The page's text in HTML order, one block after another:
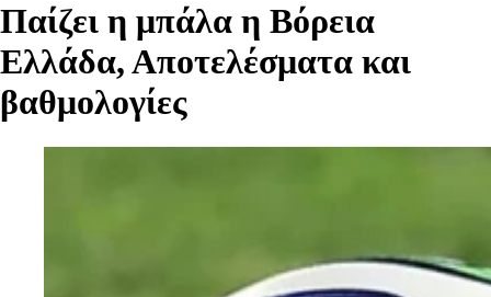
Παίζει η μπάλα η Βόρεια
Ελλάδα, Αποτελέσματα και
βαθμολογίες